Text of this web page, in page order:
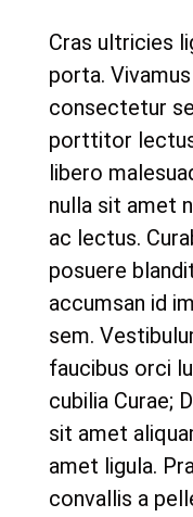
Cras ultricies
porta.
consectetur
porttitor
libero
nulla sit amet
ac lectus.
posuere
accumsan id
sem.
faucibus orci
cubilia Curae;
sit amet
amet ligula.
convallis a